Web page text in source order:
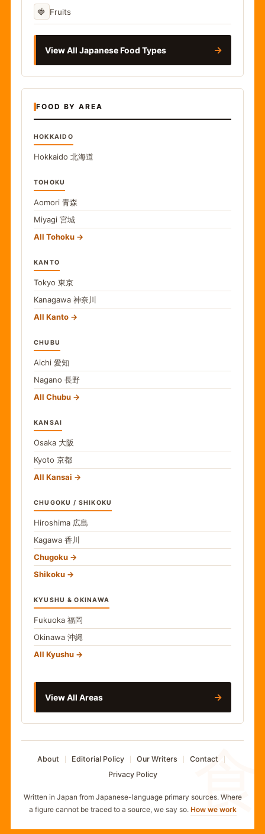
食
🍓 Fruits
View All Japanese Food Types →
FOOD BY AREA
HOKKAIDO
Hokkaido 北海道
TOHOKU
Aomori 青森
Miyagi 宮城
All Tohoku
KANTO
Tokyo 東京
Kanagawa 神奈川
All Kanto
CHUBU
Aichi 愛知
Nagano 長野
All Chubu
KANSAI
Osaka 大阪
Kyoto 京都
All Kansai
CHUGOKU / SHIKOKU
Hiroshima 広島
Kagawa 香川
Chugoku
Shikoku
KYUSHU & OKINAWA
Fukuoka 福岡
Okinawa 沖縄
All Kyushu
View All Areas →
About Editorial Policy Our Writers
Contact
Privacy Policy
Written in Japan from Japanese-language primary sources. Where
a figure cannot be traced to a source, we say so. How we work